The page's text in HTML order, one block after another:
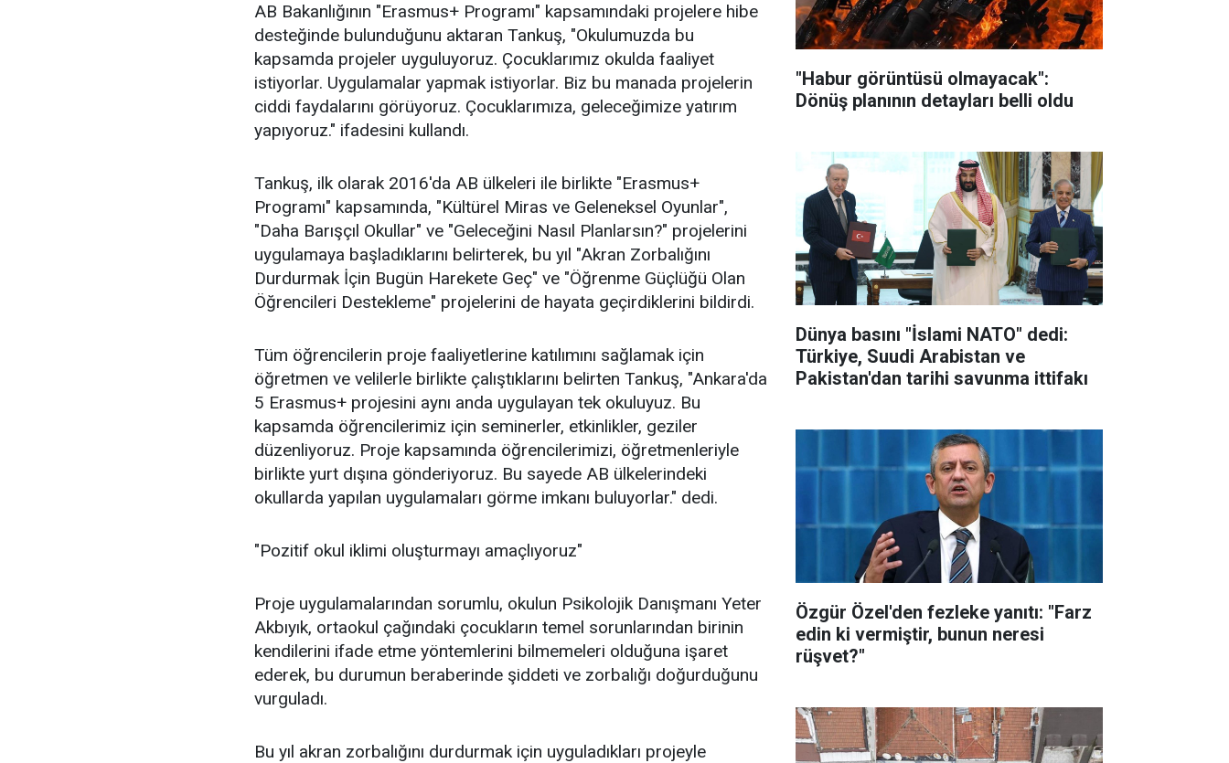
AB Bakanlığının "Erasmus+ Programı" kapsamındaki projelere hibe
desteğinde bulunduğunu aktaran Tankuş, "Okulumuzda bu
kapsamda projeler uyguluyoruz. Çocuklarımız okulda faaliyet
istiyorlar. Uygulamalar yapmak istiyorlar. Biz bu manada projelerin
ciddi faydalarını görüyoruz. Çocuklarımıza, geleceğimize yatırım
yapıyoruz." ifadesini kullandı.
Tankuş, ilk olarak 2016'da AB ülkeleri ile birlikte "Erasmus+
Programı" kapsamında, "Kültürel Miras ve Geleneksel Oyunlar",
"Daha Barışçıl Okullar" ve "Geleceğini Nasıl Planlarsın?" projelerini
uygulamaya başladıklarını belirterek, bu yıl "Akran Zorbalığını
Durdurmak İçin Bugün Harekete Geç" ve "Öğrenme Güçlüğü Olan
Öğrencileri Destekleme" projelerini de hayata geçirdiklerini bildirdi.
Tüm öğrencilerin proje faaliyetlerine katılımını sağlamak için
öğretmen ve velilerle birlikte çalıştıklarını belirten Tankuş, "Ankara'da
5 Erasmus+ projesini aynı anda uygulayan tek okuluyuz. Bu
kapsamda öğrencilerimiz için seminerler, etkinlikler, geziler
düzenliyoruz. Proje kapsamında öğrencilerimizi, öğretmenleriyle
birlikte yurt dışına gönderiyoruz. Bu sayede AB ülkelerindeki
okullarda yapılan uygulamaları görme imkanı buluyorlar." dedi.
"Pozitif okul iklimi oluşturmayı amaçlıyoruz"
Proje uygulamalarından sorumlu, okulun Psikolojik Danışmanı Yeter
Akbıyık, ortaokul çağındaki çocukların temel sorunlarından birinin
kendilerini ifade etme yöntemlerini bilmemeleri olduğuna işaret
ederek, bu durumun beraberinde şiddeti ve zorbalığı doğurduğunu
vurguladı.
Bu yıl akran zorbalığını durdurmak için uyguladıkları projeyle
"Habur görüntüsü olmayacak":
Dönüş planının detayları belli oldu
Dünya basını "İslami NATO" dedi:
Türkiye, Suudi Arabistan ve
Pakistan'dan tarihi savunma ittifakı
Özgür Özel'den fezleke yanıtı: "Farz
edin ki vermiştir, bunun neresi
rüşvet?"